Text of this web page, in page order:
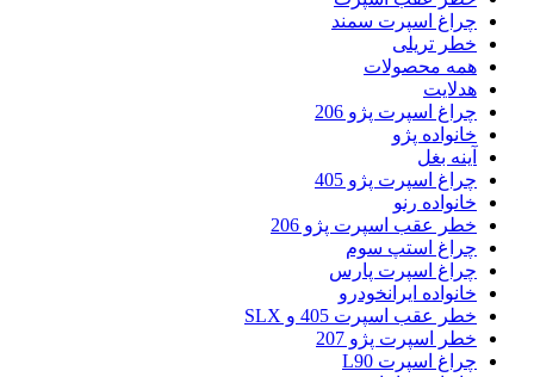
چراغ اسپرت سمند
خطر تریلی
همه محصولات
هدلایت
چراغ اسپرت پژو 206
خانواده پژو
آینه بغل
چراغ اسپرت پژو 405
خانواده رنو
خطر عقب اسپرت پژو 206
چراغ استپ سوم
چراغ اسپرت پارس
خانواده ایرانخودرو
خطر عقب اسپرت 405 و SLX
خطر اسپرت پژو 207
چراغ اسپرت L90